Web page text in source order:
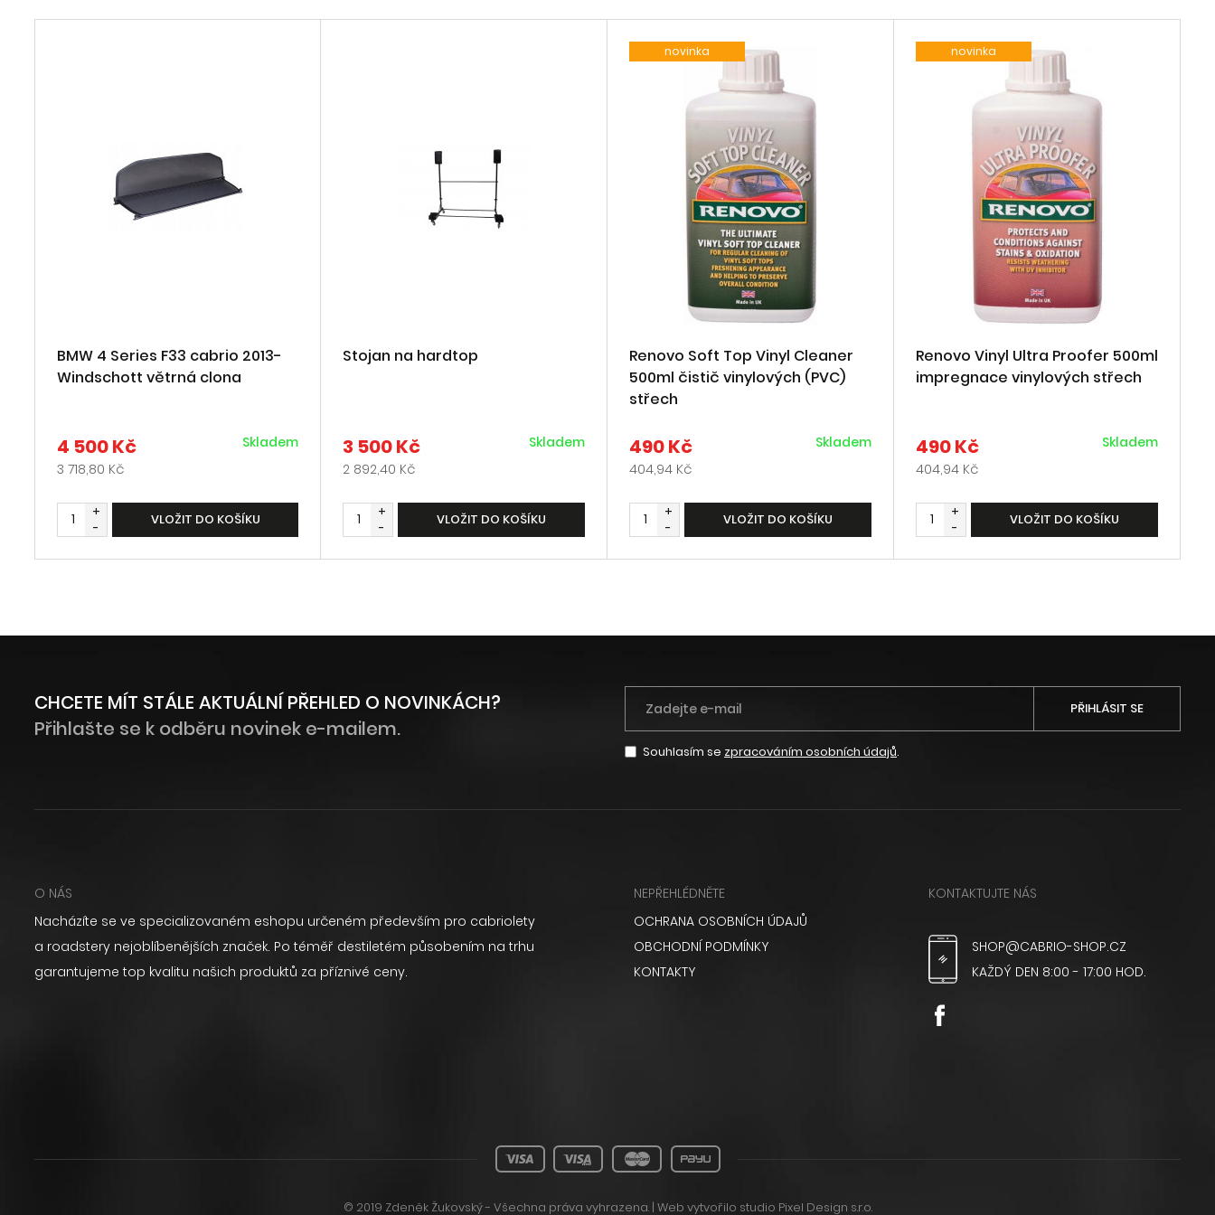
BMW 4 Series F33 cabrio 2013-
Windschott větrná clona
4 500 Kč
3 718,80 Kč
Skladem
+
-
VLOŽIT DO KOŠÍKU
Stojan na hardtop
3 500 Kč
2 892,40 Kč
Skladem
+
-
VLOŽIT DO KOŠÍKU
novinka
Renovo Soft Top Vinyl Cleaner
500ml čistič vinylových (PVC)
střech
490 Kč
404,94 Kč
Skladem
+
-
VLOŽIT DO KOŠÍKU
novinka
Renovo Vinyl Ultra Proofer 500ml
impregnace vinylových střech
490 Kč
404,94 Kč
Skladem
+
-
VLOŽIT DO KOŠÍKU
CHCETE MÍT STÁLE AKTUÁLNÍ PŘEHLED O NOVINKÁCH?
Přihlašte se k odběru novinek e-mailem.
PŘIHLÁSIT SE
Souhlasím se zpracováním osobních údajů.
O NÁS
Nacházíte se ve specializovaném eshopu určeném především pro cabriolety
a roadstery nejoblíbenějších značek. Po téměř destiletém působením na trhu
garantujeme top kvalitu našich produktů za příznivé ceny.
NEPŘEHLÉDNĚTE
OCHRANA OSOBNÍCH ÚDAJŮ
OBCHODNÍ PODMÍNKY
KONTAKTY
KONTAKTUJTE NÁS
SHOP@CABRIO-SHOP.CZ
KAŽDÝ DEN 8:00 - 17:00 HOD.
© 2019 Zdeněk Žukovský - Všechna práva vyhrazena. | Web vytvořilo studio Pixel Design s.r.o.